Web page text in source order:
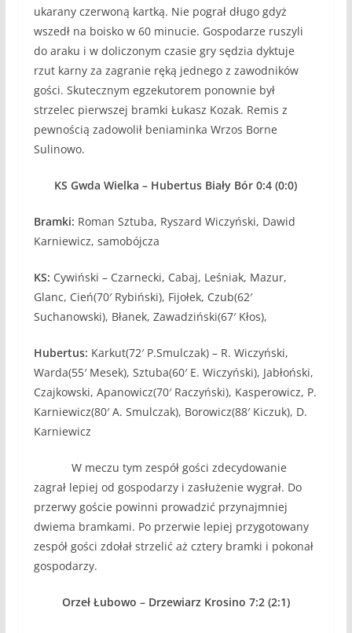
ukarany czerwoną kartką. Nie pograł długo gdyż
wszedł na boisko w 60 minucie. Gospodarze ruszyli
do araku i w doliczonym czasie gry sędzia dyktuje
rzut karny za zagranie ręką jednego z zawodników
gości. Skutecznym egzekutorem ponownie był
strzelec pierwszej bramki Łukasz Kozak. Remis z
pewnością zadowolił beniaminka Wrzos Borne
Sulinowo.
KS Gwda Wielka – Hubertus Biały Bór 0:4 (0:0)
Bramki: Roman Sztuba, Ryszard Wiczyński, Dawid
Karniewicz, samobójcza
KS: Cywiński – Czarnecki, Cabaj, Leśniak, Mazur,
Glanc, Cień(70′ Rybiński), Fijołek, Czub(62′
Suchanowski), Błanek, Zawadziński(67′ Kłos),
Hubertus: Karkut(72′ P.Smulczak) – R. Wiczyński,
Warda(55′ Mesek), Sztuba(60′ E. Wiczyński), Jabłoński,
Czajkowski, Apanowicz(70′ Raczyński), Kasperowicz, P.
Karniewicz(80′ A. Smulczak), Borowicz(88′ Kiczuk), D.
Karniewicz
W meczu tym zespół gości zdecydowanie
zagrał lepiej od gospodarzy i zasłużenie wygrał. Do
przerwy goście powinni prowadzić przynajmniej
dwiema bramkami. Po przerwie lepiej przygotowany
zespół gości zdołał strzelić aż cztery bramki i pokonał
gospodarzy.
Orzeł Łubowo – Drzewiarz Krosino 7:2 (2:1)